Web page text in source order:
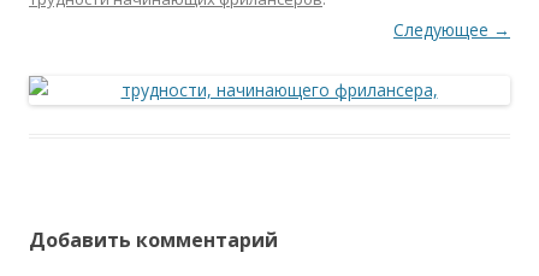
Следующее →
Добавить комментарий